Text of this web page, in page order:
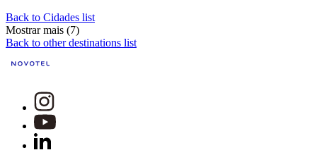
Back to Cidades list
Mostrar mais (7)
Back to other destinations list